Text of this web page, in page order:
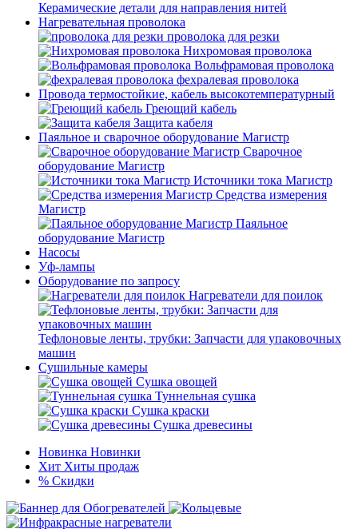
Керамические детали для направления нитей
Нагревательная проволока
проволока для резки
Нихромовая проволока
Вольфрамовая проволока
фехралевая проволока
Провода термостойкие, кабель высокотемпературный
Греющий кабель
Защита кабеля
Паяльное и сварочное оборудование Магистр
Сварочное
оборудование Магистр
Источники тока Магистр
Средства измерения
Магистр
Паяльное
оборудование Магистр
Насосы
Уф-лампы
Оборудование по запросу
Нагреватели для поилок
Тефлоновые ленты, трубки: Запчасти для упаковочных
машин
Сушильные камеры
Сушка овощей
Туннельная сушка
Сушка краски
Сушка древесины
Новинка Новинки
Хит Хиты продаж
% Скидки